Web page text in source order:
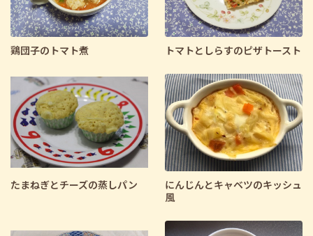
鶏団子のトマト煮 トマトとしらすのピザトースト
たまねぎとチーズの蒸しパン
にんじんとキャベツのキッシュ
風